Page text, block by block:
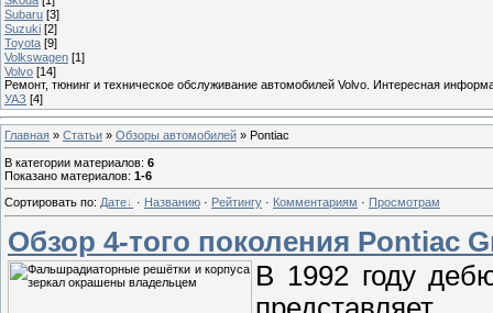
Subaru [3]
Suzuki [2]
Toyota [9]
Volkswagen [1]
Volvo [14]
Ремонт, тюнинг и техническое обслуживание автомобилей Volvo. Интересная
УАЗ [4]
Главная » Статьи » Обзоры автомобилей » Pontiac
В категории материалов: 6
Показано материалов: 1-6
Сортировать по: Дате · Названию · Рейтингу · Комментариям · Просмотрам
Обзор 4-того поколения Pontiac
В 1992 году